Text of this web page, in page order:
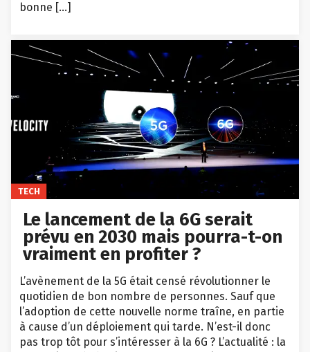
bonne […]
TECH
Le lancement de la 6G serait
prévu en 2030 mais pourra-t-on
vraiment en profiter ?
L’avènement de la 5G était censé révolutionner le
quotidien de bon nombre de personnes. Sauf que
l’adoption de cette nouvelle norme traîne, en partie
à cause d’un déploiement qui tarde. N’est-il donc
pas trop tôt pour s’intéresser à la 6G ? L’actualité : la